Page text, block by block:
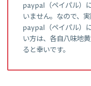
paypal（ペイパル）
いません。なので、
paypal（ペイパル）
い方は、各自八味地
ると幸いです。